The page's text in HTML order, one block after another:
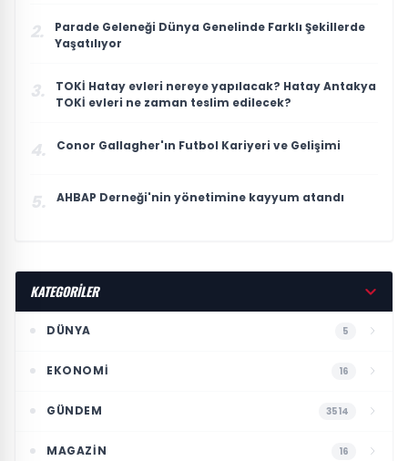
2.
Parade Geleneği Dünya Genelinde Farklı Şekillerde
Yaşatılıyor
3.
TOKİ Hatay evleri nereye yapılacak? Hatay Antakya
TOKİ evleri ne zaman teslim edilecek?
4. Conor Gallagher'ın Futbol Kariyeri ve Gelişimi
5. AHBAP Derneği'nin yönetimine kayyum atandı
KATEGORİLER
DÜNYA 5
EKONOMI 16
GÜNDEM 3514
MAGAZIN 16